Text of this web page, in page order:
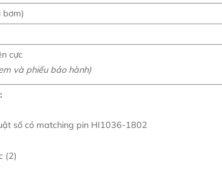
cực
và phiếu bảo hành)
số có matching pin HI1036-1802
(2)